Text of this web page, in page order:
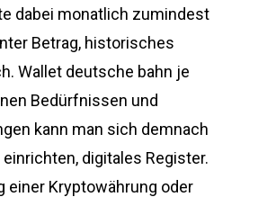
dabei monatlich zumindest
Betrag, historisches
Wallet deutsche bahn je
Bedürfnissen und
kann man sich demnach
einrichten, digitales Register.
einer Kryptowährung oder